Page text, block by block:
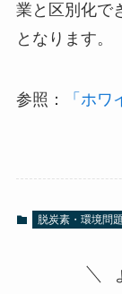
業と区別化で
となります。
参照： 「ホ
脱炭素・環境問題